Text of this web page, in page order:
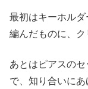
最初はキーホル
編んだものに、ク
あとはピアスの
で、知り合いにあ